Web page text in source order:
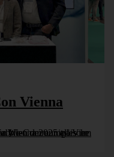
Vienna
Power [...]